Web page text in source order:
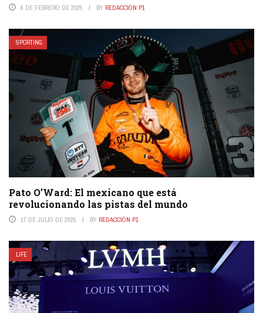
6 DE FEBRERO DE 2025 BY REDACCIÓN P1
SPORTING
Pato O’Ward: El mexicano que está
revolucionando las pistas del mundo
17 DE JULIO DE 2025 BY REDACCIÓN P1
LIFE